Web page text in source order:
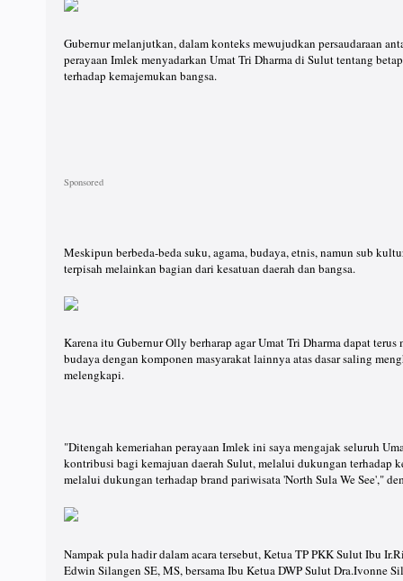
Gubernur melanjutkan, dalam konteks mewujudkan persaudaraan
perayaan Imlek menyadarkan Umat Tri Dharma di Sulut tentang
terhadap kemajemukan bangsa.
Meskipun berbeda-beda suku, agama, budaya, etnis, namun sub
terpisah melainkan bagian dari kesatuan daerah dan bangsa.
Karena itu Gubernur Olly berharap agar Umat Tri Dharma dapat
budaya dengan komponen masyarakat lainnya atas dasar saling
melengkapi.
"Ditengah kemeriahan perayaan Imlek ini saya mengajak seluruh
kontribusi bagi kemajuan daerah Sulut, melalui dukungan terhadap
melalui dukungan terhadap brand pariwisata 'North Sula We See',"
Nampak pula hadir dalam acara tersebut, Ketua TP PKK Sulut Ibu
Edwin Silangen SE, MS, bersama Ibu Ketua DWP Sulut Dra.Ivonne